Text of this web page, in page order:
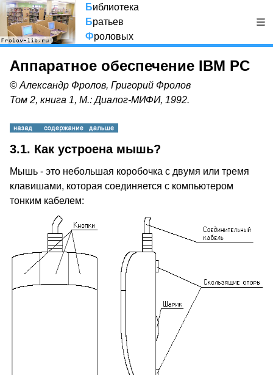
Библиотека
Братьев
Фроловых
Аппаратное обеспечение IBM PC
© Александр Фролов, Григорий Фролов
Том 2, книга 1, М.: Диалог-МИФИ, 1992.
3.1. Как устроена мышь?
Мышь - это небольшая коробочка с двумя или тремя
клавишами, которая соединяется с компьютером
тонким кабелем: